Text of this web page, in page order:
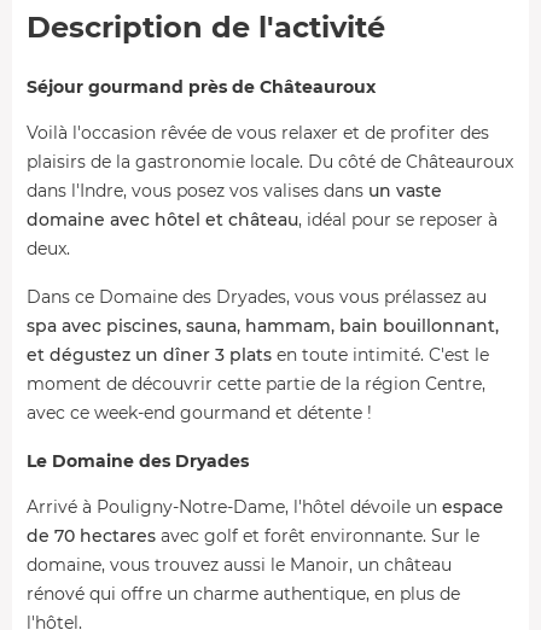
Description de l'activité
Séjour gourmand près de Châteauroux
Voilà l'occasion rêvée de vous relaxer et de profiter des
plaisirs de la gastronomie locale. Du côté de Châteauroux
dans l'Indre, vous posez vos valises dans un vaste
domaine avec hôtel et château, idéal pour se reposer à
deux.
Dans ce Domaine des Dryades, vous vous prélassez au
spa avec piscines, sauna, hammam, bain bouillonnant,
et dégustez un dîner 3 plats en toute intimité. C'est le
moment de découvrir cette partie de la région Centre,
avec ce week-end gourmand et détente !
Le Domaine des Dryades
Arrivé à Pouligny-Notre-Dame, l'hôtel dévoile un espace
de 70 hectares avec golf et forêt environnante. Sur le
domaine, vous trouvez aussi le Manoir, un château
rénové qui offre un charme authentique, en plus de
l'hôtel.